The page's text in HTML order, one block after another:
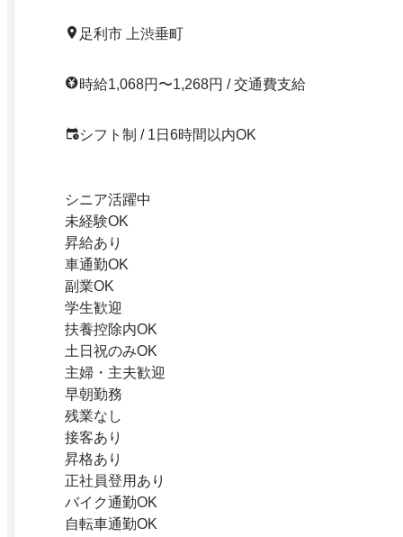
足利市 上渋垂町
時給1,068円〜1,268円 / 交通費支給
シフト制 / 1日6時間以内OK
シニア活躍中
未経験OK
昇給あり
車通勤OK
副業OK
学生歓迎
扶養控除内OK
土日祝のみOK
主婦・主夫歓迎
早朝勤務
残業なし
接客あり
昇格あり
正社員登用あり
バイク通勤OK
自転車通勤OK